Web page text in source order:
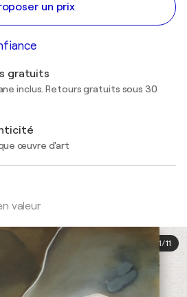
un prix
gratuits
inclus. Retours gratuits sous 30
œuvre d'art
valeur
1/11